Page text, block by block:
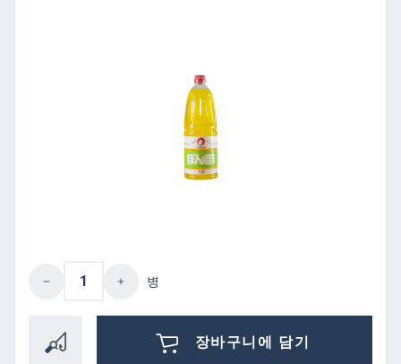
제품 수량: 원하는 값을 입력하거나 버튼
병
장바구니에 담기